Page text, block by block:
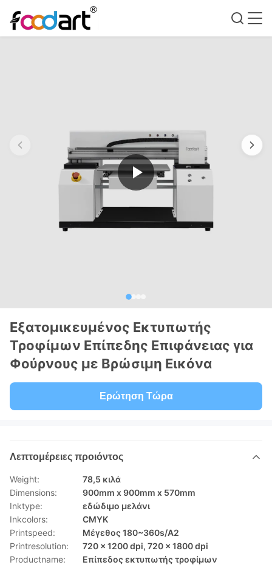
Εξατομικευμένος Εκτυπωτής
Τροφίμων Επίπεδης Επιφάνειας για
Φούρνους με Βρώσιμη Εικόνα
Ερώτηση Τώρα
Λεπτομέρειες προιόντος
Weight:
78,5 κιλά
Dimensions:
900mm x 900mm x 570mm
Inktype:
εδώδιμο μελάνι
Inkcolors:
CMYK
Printspeed:
Μέγεθος 180~360s/A2
Printresolution:
720 x 1200 dpi, 720 x 1800 dpi
Productname:
Επίπεδος εκτυπωτής τροφίμων